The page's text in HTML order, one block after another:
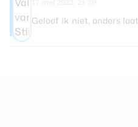
Geloof ik niet, anders